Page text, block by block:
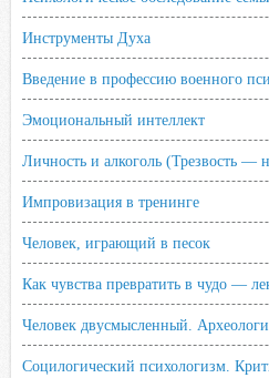
Инструменты Духа
Введение в профессию военного
Эмоциональный интеллект
Личность и алкоголь (Трезвость —
Импровизация в тренинге
Человек, играющий в песок
Как чувства превратить в чудо —
Человек двусмысленный.
Социлогический психологизм.